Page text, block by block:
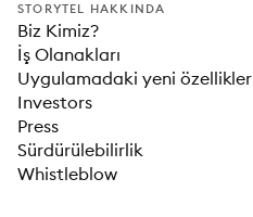
STORYTEL HAKKINDA
Biz Kimiz?
İş Olanakları
Uygulamadaki yeni özellikler
Investors
Press
Sürdürülebilirlik
Whistleblow